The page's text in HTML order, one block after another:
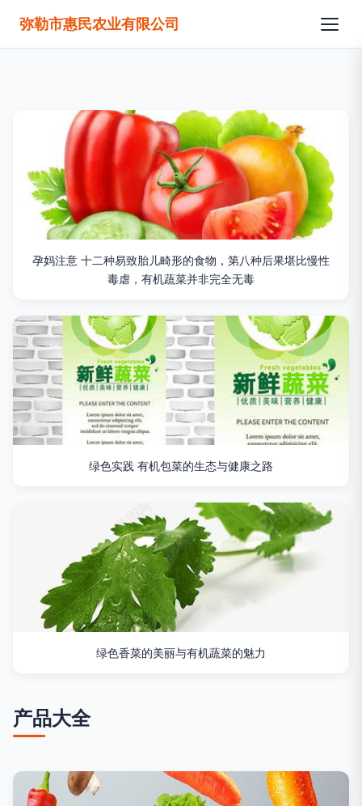
弥勒市惠民农业有限公司
孕妈注意 十二种易致胎儿畸形的食物，第八种后果堪比慢性
毒虐，有机蔬菜并非完全无毒
绿色实践 有机包菜的生态与健康之路
绿色香菜的美丽与有机蔬菜的魅力
产品大全